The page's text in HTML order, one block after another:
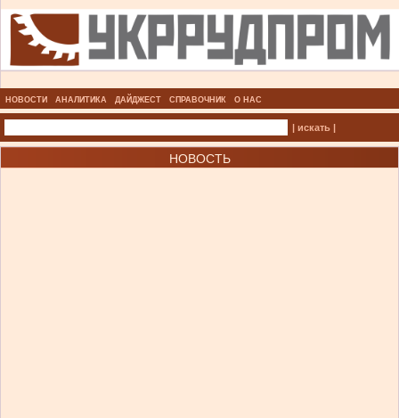
НОВОСТИ АНАЛИТИКА ДАЙДЖЕСТ СПРАВОЧНИК О НАС
| искать |
НОВОСТЬ